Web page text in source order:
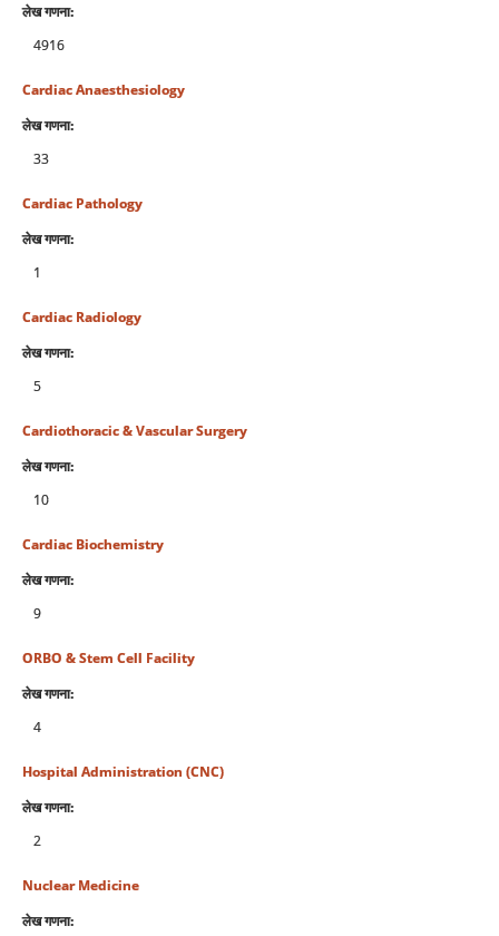
लेख गणना:
4916
Cardiac Anaesthesiology
लेख गणना:
33
Cardiac Pathology
लेख गणना:
1
Cardiac Radiology
लेख गणना:
5
Cardiothoracic & Vascular Surgery
लेख गणना:
10
Cardiac Biochemistry
लेख गणना:
9
ORBO & Stem Cell Facility
लेख गणना:
4
Hospital Administration (CNC)
लेख गणना:
2
Nuclear Medicine
लेख गणना: